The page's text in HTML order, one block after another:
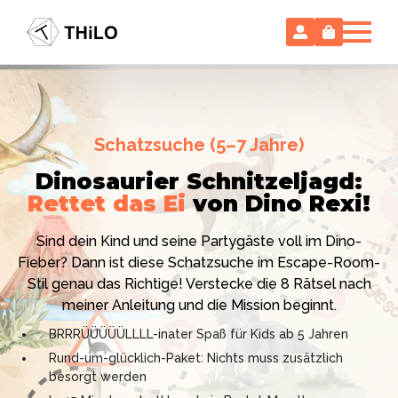
Hollywood-Action im
Kinderzimmer – ohne
Vorbereitungsstress!
Ich bin THiLO, "Dein SPIEGEL"-Bestseller-Autor und
TV-Profi (ZDF "1, 2 oder 3"). Entdecke jetzt meine
Schatzsuchen und Escape Rooms zum Sofort-
Download. Und natürlich meine Ebooks.
Schatzsuche (5–7 Jahre)
Dinosaurier Schnitzeljagd:
Rettet das Ei von Dino Rexi!
Sind dein Kind und seine Partygäste voll im Dino-
Fieber? Dann ist diese Schatzsuche im Escape-Room-
Stil genau das Richtige! Verstecke die 8 Rätsel nach
meiner Anleitung und die Mission beginnt.
BRRRÜÜÜÜÜLLLL-inater Spaß für Kids ab 5 Jahren
Rund-um-glücklich-Paket: Nichts muss zusätzlich
besorgt werden
Escape Room (ab 8 oder 12 Jahre)
Locked-up Agents: Im Labor
des Virologen
Das gab es noch nie: Verwandele dein Zuhause in ein
High-Tech Labor! Unser 24-seitiges PDF enthält alles:
Mission, Agentenausweise, Rätsel und Requisiten.
Knackt den Fall in 90 Minuten!
Kniffliger Rätselspaß für 2 bis 6 Spieler (8 - 11 oder 12–
99 Jahre)
Professionelles PDF: Agentenausweise & Schilder
inklusive